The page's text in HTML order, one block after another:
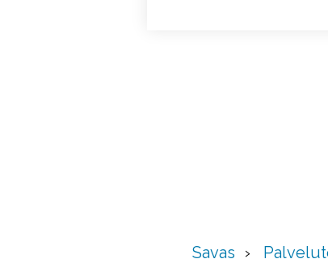
Savas